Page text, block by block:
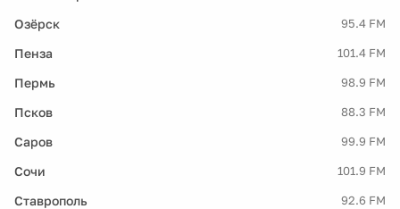
Озёрск 95.4 FM
Пенза 101.4 FM
Пермь 98.9 FM
Псков 88.3 FM
Саров 99.9 FM
Сочи 101.9 FM
Ставрополь 92.6 FM